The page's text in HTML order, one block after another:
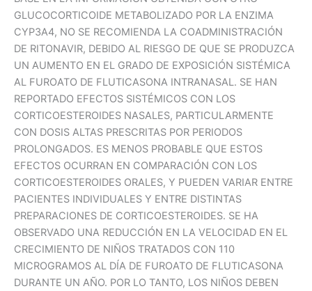
GLUCOCORTICOIDE METABOLIZADO POR LA ENZIMA
CYP3A4, NO SE RECOMIENDA LA COADMINISTRACIÓN
DE RITONAVIR, DEBIDO AL RIESGO DE QUE SE PRODUZCA
UN AUMENTO EN EL GRADO DE EXPOSICIÓN SISTÉMICA
AL FUROATO DE FLUTICASONA INTRANASAL. SE HAN
REPORTADO EFECTOS SISTÉMICOS CON LOS
CORTICOESTEROIDES NASALES, PARTICULARMENTE
CON DOSIS ALTAS PRESCRITAS POR PERIODOS
PROLONGADOS. ES MENOS PROBABLE QUE ESTOS
EFECTOS OCURRAN EN COMPARACIÓN CON LOS
CORTICOESTEROIDES ORALES, Y PUEDEN VARIAR ENTRE
PACIENTES INDIVIDUALES Y ENTRE DISTINTAS
PREPARACIONES DE CORTICOESTEROIDES. SE HA
OBSERVADO UNA REDUCCIÓN EN LA VELOCIDAD EN EL
CRECIMIENTO DE NIÑOS TRATADOS CON 110
MICROGRAMOS AL DÍA DE FUROATO DE FLUTICASONA
DURANTE UN AÑO. POR LO TANTO, LOS NIÑOS DEBEN